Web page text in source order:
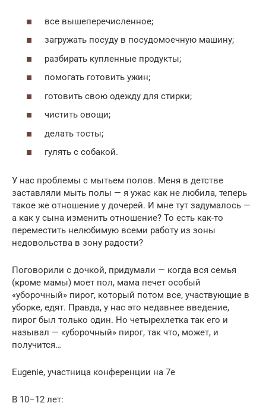
все вышеперечисленное;
загружать посуду в посудомоечную машину;
разбирать купленные продукты;
помогать готовить ужин;
готовить свою одежду для стирки;
чистить овощи;
делать тосты;
гулять с собакой.
У нас проблемы с мытьем полов. Меня в детстве
заставляли мыть полы — я ужас как не любила, теперь
такое же отношение у дочерей. И мне тут задумалось —
а как у сына изменить отношение? То есть как-то
переместить нелюбимую всеми работу из зоны
недовольства в зону радости?
Поговорили с дочкой, придумали — когда вся семья
(кроме мамы) моет пол, мама печет особый
«уборочный» пирог, который потом все, участвующие в
уборке, едят. Правда, у нас это недавнее введение,
пирог был только один. Но четырехлетка так его и
называл — «уборочный» пирог, так что, может, и
получится…
Eugenie, участница конференции на 7е
В 10–12 лет: